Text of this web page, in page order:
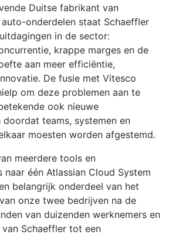
Duitse fabrikant van
onderdelen staat Schaeffler
in de sector:
krappe marges en de
aan meer efficiëntie,
De fusie met Vitesco
om deze problemen aan te
ook nieuwe
teams, systemen en
moesten worden afgestemd.
meerdere tools en
naar één Atlassian Cloud System
belangrijk onderdeel van het
onze twee bedrijven na de
van duizenden werknemers en
Schaeffler tot een